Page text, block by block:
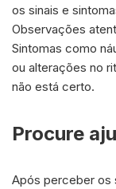
os sinais e
Observações
Sintomas como
ou alterações no
não está certo.
Procure
Após perceber os